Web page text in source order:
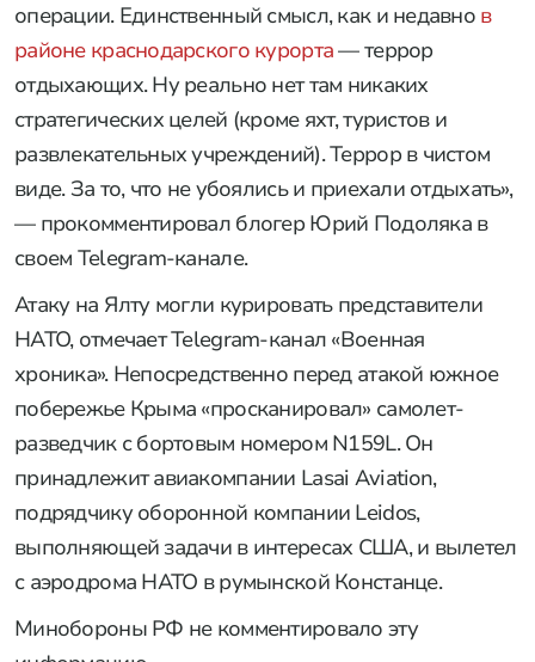
операции. Единственный смысл, как и недавно в
районе краснодарского курорта— террор
отдыхающих. Ну реально нет там никаких
стратегических целей (кроме яхт, туристов и
развлекательных учреждений). Террор в чистом
виде. За то, что не убоялись и приехали отдыхать»,
— прокомментировал блогер Юрий Подоляка в
своем Telegram-канале.
Атаку на Ялту могли курировать представители
НАТО, отмечает Telegram-канал «Военная
хроника». Непосредственно перед атакой южное
побережье Крыма «просканировал» самолет-
разведчик с бортовым номером N159L. Он
принадлежит авиакомпании Lasai Aviation,
подрядчику оборонной компании Leidos,
выполняющей задачи в интересах США, и вылетел
с аэродрома НАТО в румынской Констанце.
Минобороны РФ не комментировало эту